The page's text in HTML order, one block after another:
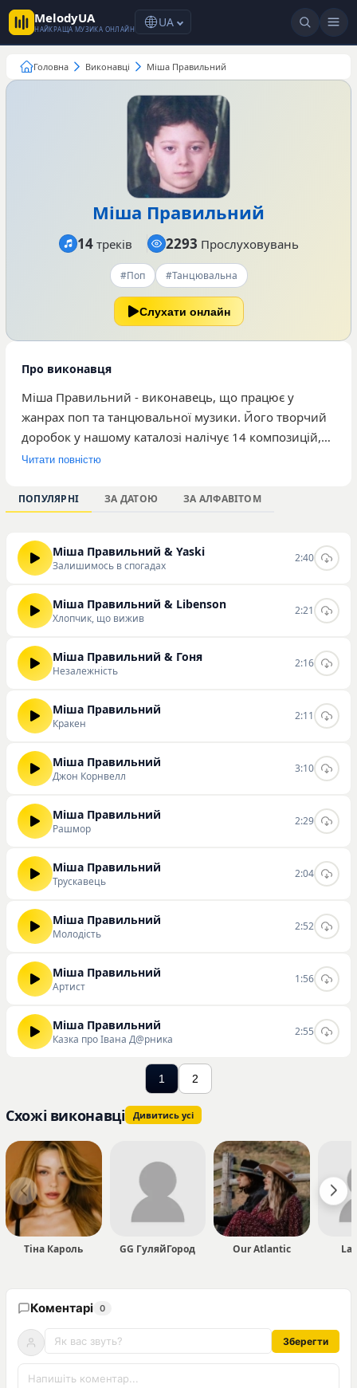
MelodyUA
НАЙКРАЩА МУЗИКА ОНЛАЙН UA
Головна Виконавці Міша Правильний
Міша Правильний
#Поп #Танцювальна
14треків 2293 Прослуховувань
Слухати онлайн
Про виконавця
Міша Правильний - виконавець, що працює у
жанрах поп та танцювальної музики. Його творчий
доробок у нашому каталозі налічує 14 композицій,
які сумарно зібрали 1 336 прослуховувань. Музика
орієнтованим на широку аудиторію поціновувачів
сучасної поп-сцени. Серед найпопулярніших треків
«Залишимось в спогадах», «Хлопчик, що вижив» та
«Джон Корнвелл». Ці роботи демонструють основні
стилістичні особливості його творчості та підхід до
аранжування. Ви можете слухати та завантажувати
зручному форматі.
Читати повністю
ПОПУЛЯРНІ ЗА ДАТОЮ ЗА АЛФАВІТОМ
Міша Правильний & Yaski
Залишимось в спогадах
2:40
Міша Правильний & Libenson
Хлопчик, що вижив
2:21
Міша Правильний & Гоня
Незалежність
2:16
Міша Правильний
Кракен
2:11
Міша Правильний
Джон Корнвелл
3:10
Міша Правильний
Рашмор
2:29
Міша Правильний
Трускавець
2:04
Міша Правильний
Молодість
2:52
Міша Правильний
Артист
1:56
Міша Правильний
Казка про Івана Д@рника
2:55
1 2
Схожі виконавці Дивитись усі
Тіна Кароль GG ГуляйГород Our Atlantic
Коментарі 0
Зберегти